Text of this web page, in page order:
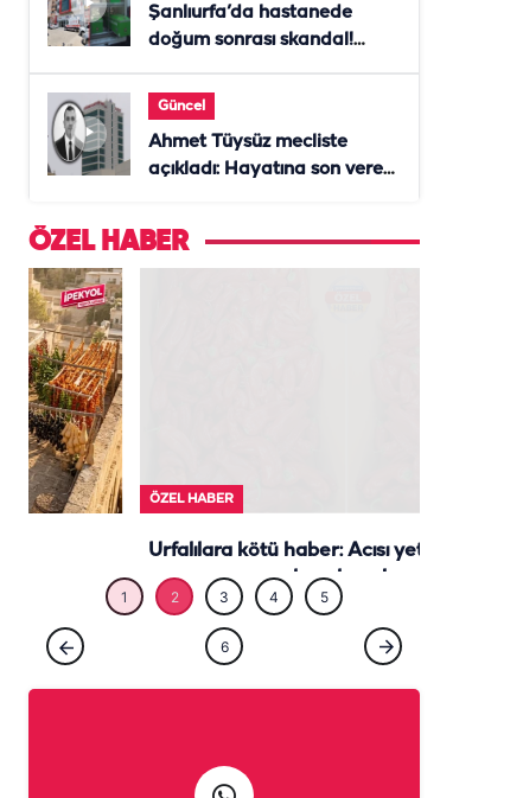
Şanlıurfa’da hastanede
doğum sonrası skandal!
Güncel
Ahmet Tüysüz mecliste
açıkladı: Hayatına son veren
ÖZEL HABER
ÖZEL HABER
Urfalılara kötü haber: Acısı yetmedi, fiyatı
da yakıyor!
3